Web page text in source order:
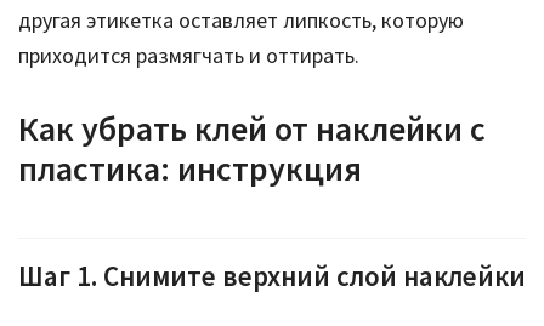
другая этикетка оставляет липкость, которую
приходится размягчать и оттирать.
Как убрать клей от наклейки с
пластика: инструкция
Шаг 1. Снимите верхний слой наклейки